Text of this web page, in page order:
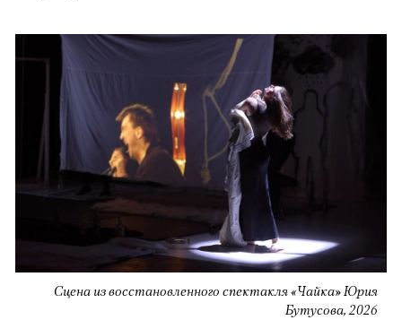
Сцена из восстановленного спектакля «Чайка» Юрия
Бутусова, 2026